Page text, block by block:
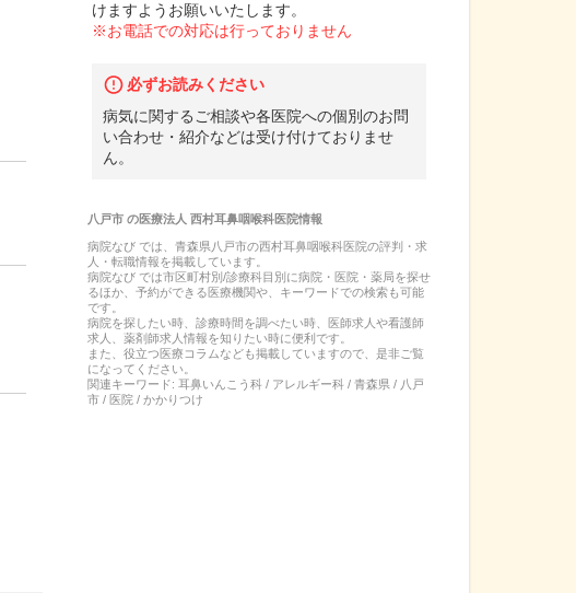
けますようお願いいたします。
※お電話での対応は行っておりません
必ずお読みください
病気に関するご相談や各医院への個別のお問
い合わせ・紹介などは受け付けておりませ
ん。
八戸市の医療法人 西村耳鼻咽喉科医院情報
病院なび では、 青森県 八戸市の西村耳鼻咽喉科医院の評判・求
人・転職情報を掲載しています。
病院なび では市区町村別/診療科目別に病院・医院・薬局を探せ
るほか、予約ができる医療機関や、キーワードでの検索も可能
です。
病院を探したい時、診療時間を調べたい時、医師求人や看護師
求人、薬剤師求人情報を知りたい時に便利です。
また、役立つ医療コラムなども掲載していますので、是非ご覧
になってください。
関連キーワード: 耳鼻いんこう科 / アレルギー科 / 青森県 / 八戸
市 / 医院 / かかりつけ